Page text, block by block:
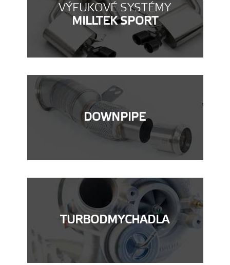
VÝFUKOVÉ SYSTÉMY
MILLTEK SPORT
DOWNPIPE
TURBODMYCHADLA